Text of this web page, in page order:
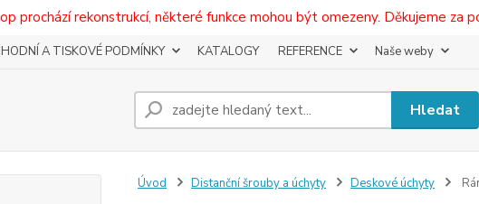
prochází rekonstrukcí, některé funkce mohou být omezeny. Děkujeme
A TISKOVÉ PODMÍNKY KATALOGY REFERENCE Naše weby
Hledat
Úvod Distanční šrouby a úchyty Deskové úchyty